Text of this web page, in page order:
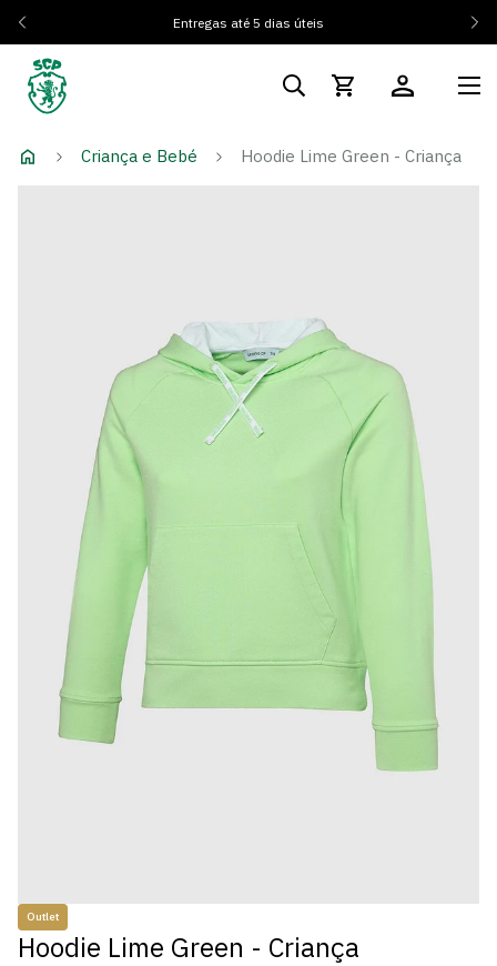
Entregas até 5 dias úteis
Criança e Bebé Hoodie Lime Green - Criança
Outlet
Hoodie Lime Green - Criança